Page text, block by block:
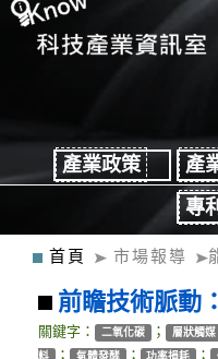
產業政策 產
專
首頁 市場報導
前瞻技術脈動
關鍵字： ⼆氧化碳 ； 層狀觸媒
料 ； 氣體發酵 ； 功率損耗 ；